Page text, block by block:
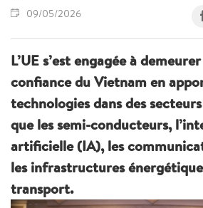
09/05/2026
L’UE s’est engagée à
confiance du Vietnam en
technologies dans des
que les semi-conducteurs,
artificielle (IA), les
les infrastructures
transport.